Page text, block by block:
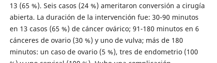
13 (65 %). Seis casos (24 %) ameritaron conversión a cirugía
abierta. La duración de la intervención fue: 30-90 minutos
en 13 casos (65 %) de cáncer ovárico; 91-180 minutos en 6
cánceres de ovario (30 %) y uno de vulva; más de 180
minutos: un caso de ovario (5 %), tres de endometrio (100